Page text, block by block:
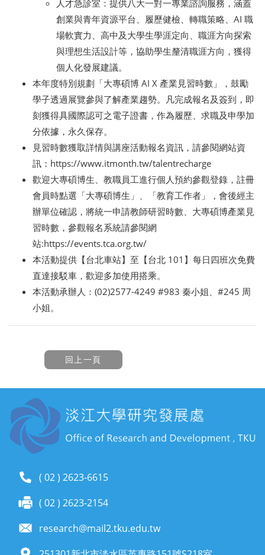
人才急診室：提供八大一對一專業諮詢服務，涵蓋
創業與青年資源平台、履歷健檢、轉職策略、AI 職
場軟實力、高中及大學生學涯定向、職涯方向探索
與理想生活設計等，協助學生釐清職涯方向，獲得
個人化發展建議。
本年度特別規劃「大專碩博 AI X 產業見習時數」，鼓勵
學子透過展覽參與了解產業趨勢。凡完成報名及簽到，即
刻獲得具國際認可之電子證書，作為履歷、求職及申學加
分依據，永久保存。
見習時數獲取詳情與講座活動報名資訊，請參閱網站資
訊：https://www.itmonth.tw/talentrecharge
歡迎大專碩博生、教職員工進行個人預約參觀登錄，註冊
會員時點選「大專碩博生」、「教育工作者」，會後經主
辦單位確認，將統一申請教師研習時數、大專碩博產業見
習時數，參觀報名系統請參閱網
站:https://events.tca.org.tw/
本活動提供【台北車站】至【台北 101】每日四班次免費
直達接駁車，歡迎多加使用搭乘。
本活動承辦人：(02)2577-4249 #983 秦小姐、#245 周
小姐。
( 02 ) 2623-6615
( 02 ) 2623-2154
research@mail2.tku.edu.tw